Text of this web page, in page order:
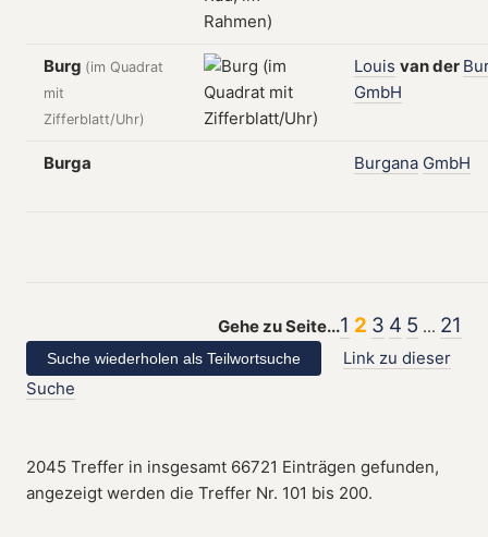
Burg (im Quadrat
mit
Zifferblatt/Uhr)
Louis vander
GmbH
Burga Burgana GmbH
Gehe zu Seite...1 2 3 4 5 ... 21
Link zu dieser
Suche
2045 Treffer in insgesamt 66721 Einträgen gefunden,
angezeigt werden die Treffer Nr. 101 bis 200.